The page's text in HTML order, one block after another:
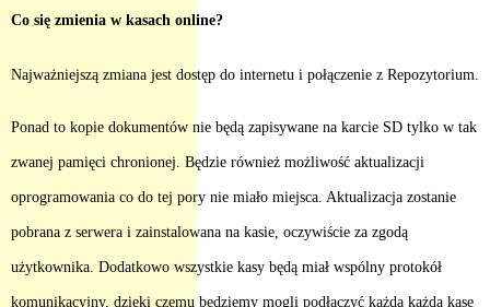
Co się zmienia w kasach online?
Najważniejszą zmiana jest dostęp do internetu i połączenie z Repozytorium.
Ponad to kopie dokumentów nie będą zapisywane na karcie SD tylko w tak
zwanej pamięci chronionej. Będzie również możliwość aktualizacji
oprogramowania co do tej pory nie miało miejsca. Aktualizacja zostanie
pobrana z serwera i zainstalowana na kasie, oczywiście za zgodą
użytkownika. Dodatkowo wszystkie kasy będą miał wspólny protokół
komunikacyjny, dzięki czemu będziemy mogli podłączyć każdą każdą kasę